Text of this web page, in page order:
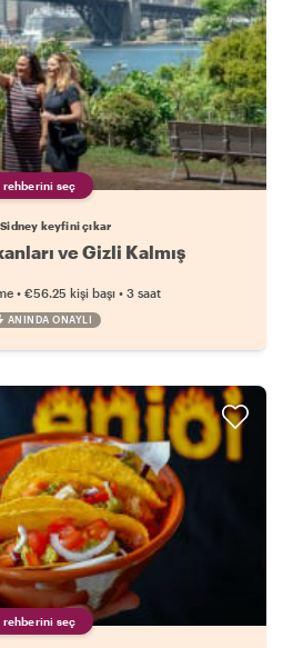
seç
keyfini çıkar
ve Gizli Kalmış
• €56.25 kişi başı • 3 saat
ANINDA ONAYLI
seç